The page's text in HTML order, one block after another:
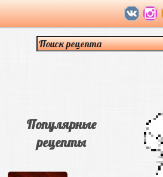
Популярные
рецепты